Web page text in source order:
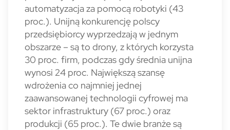
automatyzacja za pomocą robotyki (43
proc.). Unijną konkurencję polscy
przedsiębiorcy wyprzedzają w jednym
obszarze – są to drony, z których korzysta
30 proc. firm, podczas gdy średnia unijna
wynosi 24 proc. Największą szansę
wdrożenia co najmniej jednej
zaawansowanej technologii cyfrowej ma
sektor infrastruktury (67 proc.) oraz
produkcji (65 proc.). Te dwie branże są